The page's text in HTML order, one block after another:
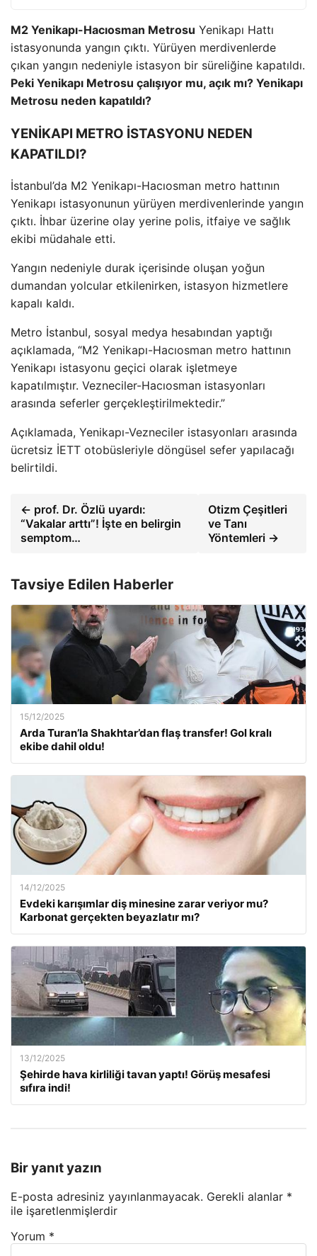
M2 Yenikapı-Hacıosman Metrosu Yenikapı Hattı
istasyonunda yangın çıktı. Yürüyen merdivenlerde
çıkan yangın nedeniyle istasyon bir süreliğine kapatıldı.
Peki Yenikapı Metrosu çalışıyor mu, açık mı? Yenikapı
Metrosu neden kapatıldı?
YENİKAPI METRO İSTASYONU NEDEN
KAPATILDI?
İstanbul’da M2 Yenikapı-Hacıosman metro hattının
Yenikapı istasyonunun yürüyen merdivenlerinde yangın
çıktı. İhbar üzerine olay yerine polis, itfaiye ve sağlık
ekibi müdahale etti.
Yangın nedeniyle durak içerisinde oluşan yoğun
dumandan yolcular etkilenirken, istasyon hizmetlere
kapalı kaldı.
Metro İstanbul, sosyal medya hesabından yaptığı
açıklamada, “M2 Yenikapı-Hacıosman metro hattının
Yenikapı istasyonu geçici olarak işletmeye
kapatılmıştır. Vezneciler-Hacıosman istasyonları
arasında seferler gerçekleştirilmektedir.”
Açıklamada, Yenikapı-Vezneciler istasyonları arasında
ücretsiz İETT otobüsleriyle döngüsel sefer yapılacağı
belirtildi.
← prof. Dr. Özlü uyardı:
“Vakalar arttı”! İşte en belirgin
semptom…
Otizm Çeşitleri
ve Tanı
Yöntemleri →
Tavsiye Edilen Haberler
15/12/2025
Arda Turan’la Shakhtar’dan flaş transfer! Gol kralı
ekibe dahil oldu!
14/12/2025
Evdeki karışımlar diş minesine zarar veriyor mu?
Karbonat gerçekten beyazlatır mı?
13/12/2025
Şehirde hava kirliliği tavan yaptı! Görüş mesafesi
sıfıra indi!
Bir yanıt yazın
E-posta adresiniz yayınlanmayacak. Gerekli alanlar *
ile işaretlenmişlerdir
Yorum *